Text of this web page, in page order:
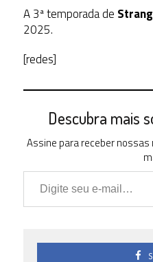
A 3ª temporada de
2025.
[redes]
Descubra mais
Assine para receber
Digite seu e-mail…